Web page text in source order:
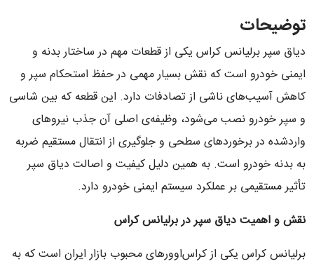
توضیحات
دیاق سپر برلیانس کراس یکی از قطعات مهم در ساختار بدنه و
ایمنی خودرو است که نقش بسیار مهمی در حفظ استحکام سپر و
کاهش آسیب‌های ناشی از تصادفات دارد. این قطعه که بین شاسی
و سپر خودرو نصب می‌شود، وظیفه‌ی اصلی آن جذب نیروهای
واردشده در برخوردهای سطحی و جلوگیری از انتقال مستقیم ضربه
به بدنه خودرو است. به همین دلیل کیفیت و اصالت دیاق سپر
تأثیر مستقیمی بر عملکرد سیستم ایمنی خودرو دارد.
نقش و اهمیت دیاق سپر در برلیانس کراس
برلیانس کراس یکی از کراس‌اوورهای محبوب بازار ایران است که به